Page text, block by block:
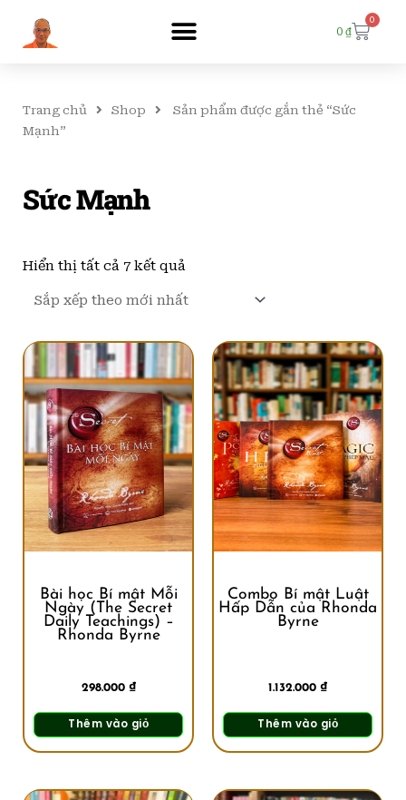
0 ₫
0
Cart
Trang chủ Shop
Sản phẩm được gắn thẻ “Sức
Mạnh”
Sức Mạnh
Hiển thị tất cả 7 kết quả
mới
Bài học Bí mật Mỗi
Ngày (The Secret
Daily Teachings) –
Rhonda Byrne
298.000 ₫
Thêm vào giỏ
Combo Bí mật Luật
Hấp Dẫn của Rhonda
Byrne
1.132.000 ₫
Thêm vào giỏ